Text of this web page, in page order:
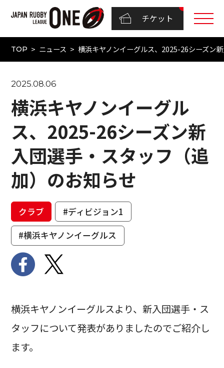
チケット
TOP ニュース 横浜キヤノンイーグルス、2025-26シーズン
2025.08.06
横浜キヤノンイーグル
ス、2025-26シーズン新
入団選手・スタッフ（追
加）のお知らせ
クラブ
#ディビジョン1
#横浜キヤノンイーグルス
横浜キヤノンイーグルスより、新入団選手・ス
タッフについて発表がありましたのでご紹介し
ます。